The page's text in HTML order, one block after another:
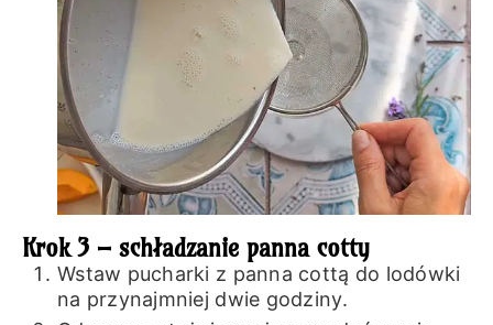
Krok 3 – schładzanie panna cotty
Wstaw pucharki z panna cottą do lodówki
na przynajmniej dwie godziny.